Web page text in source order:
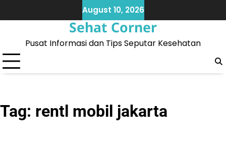
to
August 10, 2026
Sehat Corner
Pusat Informasi dan Tips Seputar Kesehatan
Tag: rentl mobil jakarta